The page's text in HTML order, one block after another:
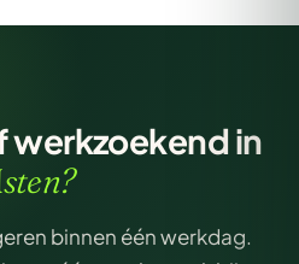
werkzoekend in
binnen één werkdag.